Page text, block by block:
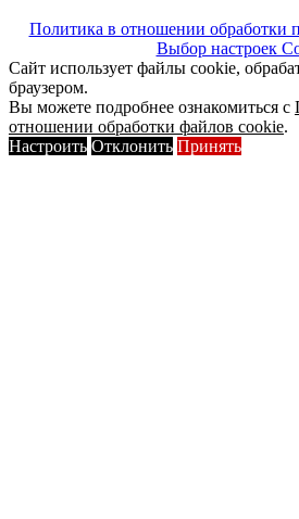
Политика в отношении обработки
Выбор настроек
Сайт использует файлы cookie,
браузером.
Вы можете подробнее ознакомиться с
отношении обработки файлов cookie.
Настроить Отклонить Принять